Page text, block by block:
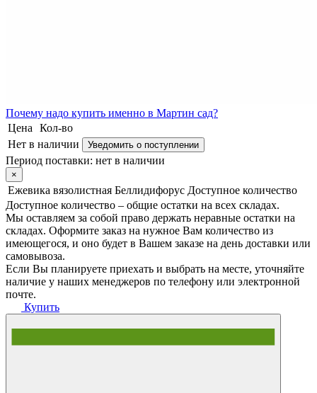
Почему надо купить именно в Мартин сад?
Цена
Кол-во
Нет в наличии
Уведомить о поступлении
Период поставки: нет в наличии
×
Ежевика вязолистная Беллидифорус Доступное количество
Доступное количество – общие остатки на всех складах.
Мы оставляем за собой право держать неравные остатки на
складах. Оформите заказ на нужное Вам количество из
имеющегося, и оно будет в Вашем заказе на день доставки или
самовывоза.
Если Вы планируете приехать и выбрать на месте, уточняйте
наличие у наших менеджеров по телефону или электронной
почте.
Купить